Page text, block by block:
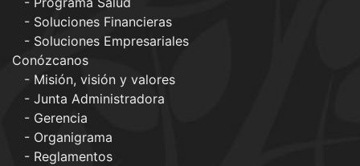
Soluciones Financieras
Soluciones Empresariales
Conózcanos
Misión, visión y valores
Junta Administradora
Gerencia
Organigrama
Reglamentos